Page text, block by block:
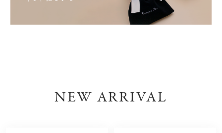
NEW ARRIVAL